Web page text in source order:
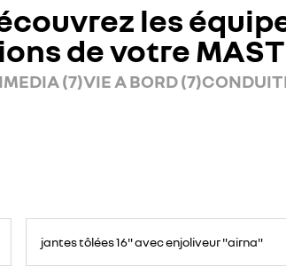
les
de votre
(7)VIE A BORD (7)
jantes tôlées 16" avec enjoliveur "airna"